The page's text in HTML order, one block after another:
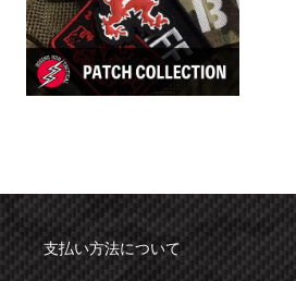
支払い方法について